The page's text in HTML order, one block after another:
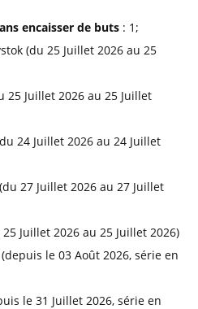
encaisser de buts : 1;
(du 25 Juillet 2026 au 25
25 Juillet 2026 au 25 Juillet
24 Juillet 2026 au 24 Juillet
27 Juillet 2026 au 27 Juillet
25 Juillet 2026 au 25 Juillet 2026)
le 03 Août 2026, série en
le 31 Juillet 2026, série en